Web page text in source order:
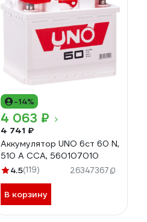
-14%
4 063 ₽
4 741 ₽
Аккумулятор UNO 6ст 60 N,
510 А CCA, 560107010
4.5(119) 26347367
В корзину